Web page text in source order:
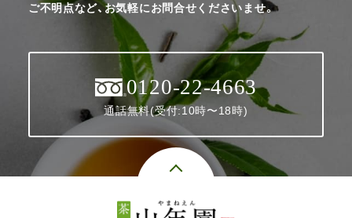
ご不明点など、お気軽にお問合せくださいませ。
0120-22-4663
通話無料(受付:10時〜18時)